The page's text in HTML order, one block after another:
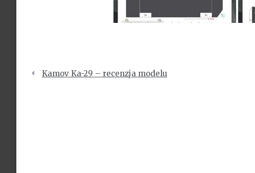
Nawigacja
Kamov Ka-29 – recenzja modelu